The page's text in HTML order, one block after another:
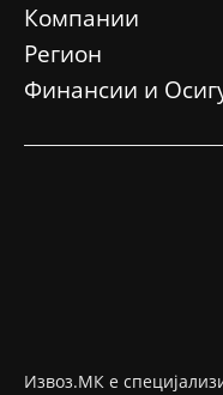
Компании
Регион
Финансии и
Извоз.МК е